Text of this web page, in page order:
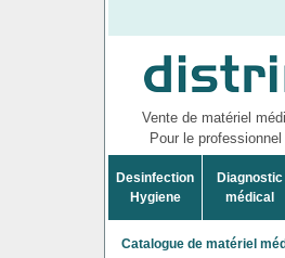
Vente de matériel
Pour le
Desinfection
Hygiene
Diagnostic
médical
Catalogue de matériel